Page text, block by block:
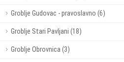
Groblje Gudovac - pravoslavno (6)
Groblje Stari Pavljani (18)
Groblje Obrovnica (3)